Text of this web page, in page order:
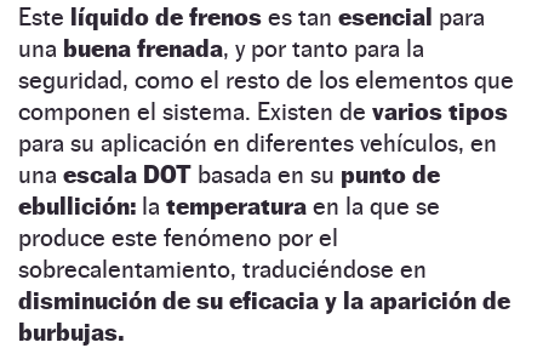
Este líquido de frenos es tan esencial para
una buena frenada, y por tanto para la
seguridad, como el resto de los elementos que
componen el sistema. Existen de varios tipos
para su aplicación en diferentes vehículos, en
una escala DOT basada en su punto de
ebullición: la temperatura en la que se
produce este fenómeno por el
sobrecalentamiento, traduciéndose en
disminución de su eficacia y la aparición de
burbujas.